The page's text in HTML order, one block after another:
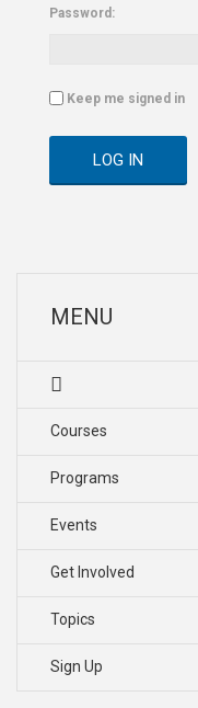
Password:
Keep me signed in
LOG IN
MENU
Courses
Programs
Events
Get Involved
Topics
Sign Up